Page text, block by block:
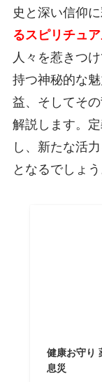
史と深い信仰に
るスピリチュ
人々を惹きつ
持つ神秘的な
益、そしてそ
解説します。
し、新たな活
となるでしょう
健康お守り
息災